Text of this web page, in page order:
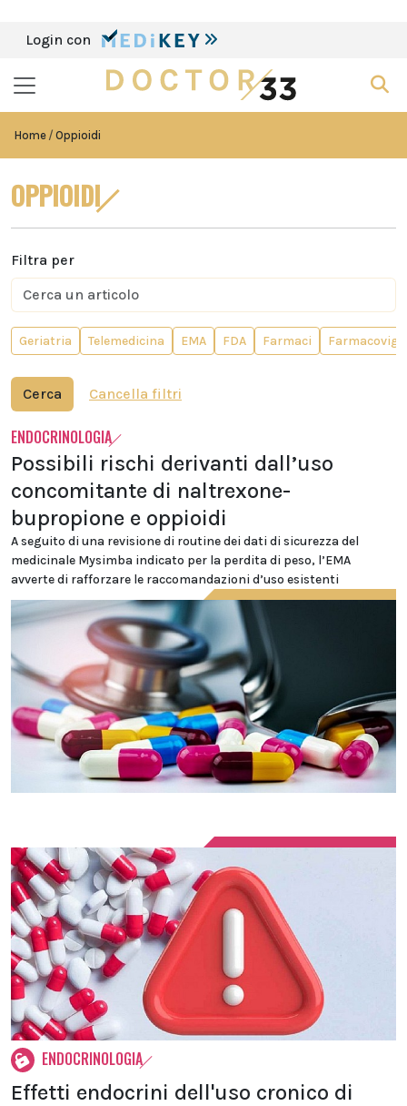
Login con
Home Oppioidi
OPPIOIDI
Filtra per
Geriatria Telemedicina EMA FDA Farmaci
Cerca Cancella filtri
ENDOCRINOLOGIA
Possibili rischi derivanti dall’uso
concomitante di naltrexone-
bupropione e oppioidi
A seguito di una revisione di routine dei dati di sicurezza del
medicinale Mysimba indicato per la perdita di peso, l’EMA
avverte di rafforzare le raccomandazioni d’uso esistenti
ENDOCRINOLOGIA
Effetti endocrini dell'uso cronico di